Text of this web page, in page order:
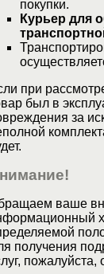
покупки.
Курьер для
при
был в
за
ваше
получения